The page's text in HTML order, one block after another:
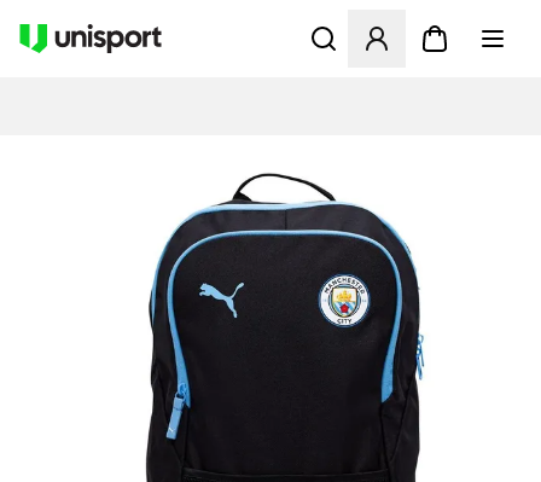
Öffnet ein Fenster zum